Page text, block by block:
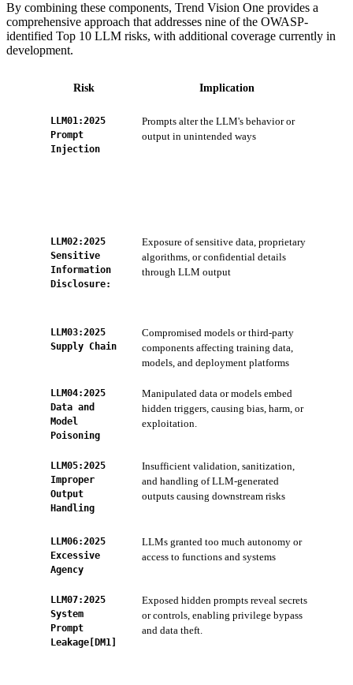
By combining these components, Trend Vision One provides a
comprehensive approach that addresses nine of the OWASP-
identified Top 10 LLM risks, with additional coverage currently in
development.
Risk Implication
LLM01:2025
Prompt
Injection
Prompts alter the LLM's behavior or
output in unintended ways
LLM02:2025
Sensitive
Information
Disclosure:
Exposure of sensitive data, proprietary
algorithms, or confidential details
through LLM output
LLM03:2025
Supply Chain
Compromised models or third-party
components affecting training data,
models, and deployment platforms
LLM04:2025
Data and
Model
Poisoning
Manipulated data or models embed
hidden triggers, causing bias, harm, or
exploitation.
LLM05:2025
Improper
Output
Handling
Insufficient validation, sanitization,
and handling of LLM-generated
outputs causing downstream risks
LLM06:2025
Excessive
Agency
LLMs granted too much autonomy or
access to functions and systems
LLM07:2025
System
Prompt
Leakage[DM1]
Exposed hidden prompts reveal secrets
or controls, enabling privilege bypass
and data theft.